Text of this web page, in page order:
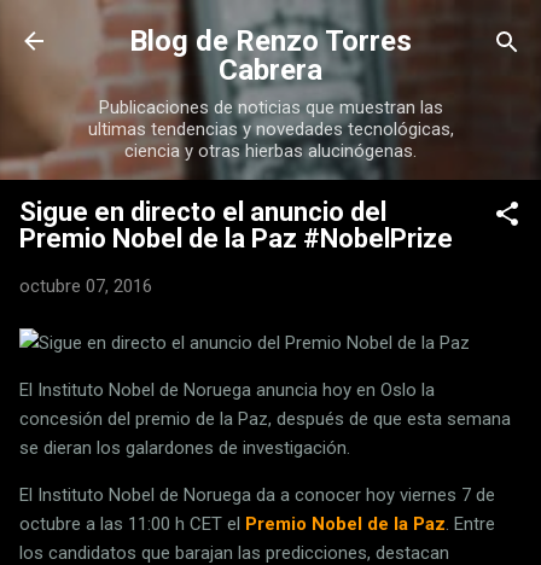
Ir al contenido principal
Blog de Renzo Torres
Cabrera
Publicaciones de noticias que muestran las
ultimas tendencias y novedades tecnológicas,
ciencia y otras hierbas alucinógenas.
Sigue en directo el anuncio del
Premio Nobel de la Paz #NobelPrize
octubre 07, 2016
El Instituto Nobel de Noruega anuncia hoy en Oslo la
concesión del premio de la Paz, después de que esta semana
se dieran los galardones de investigación.
El Instituto Nobel de Noruega da a conocer hoy viernes 7 de
octubre a las 11:00 h CET el Premio Nobel de la Paz . Entre
los candidatos que barajan las predicciones, destacan